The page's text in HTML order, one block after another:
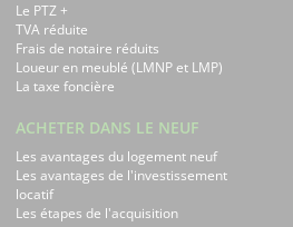
Le PTZ +
TVA réduite
Frais de notaire réduits
Loueur en meublé (LMNP et LMP)
La taxe foncière
ACHETER DANS LE NEUF
Les avantages du logement neuf
Les avantages de l'investissement
locatif
Les étapes de l'acquisition